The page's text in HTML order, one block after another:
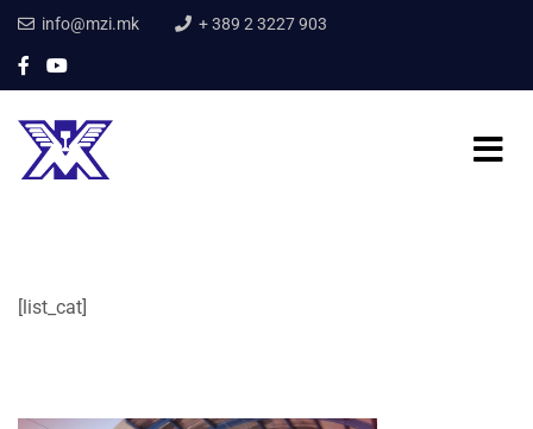
info@mzi.mk + 389 2 3227 903
[list_cat]